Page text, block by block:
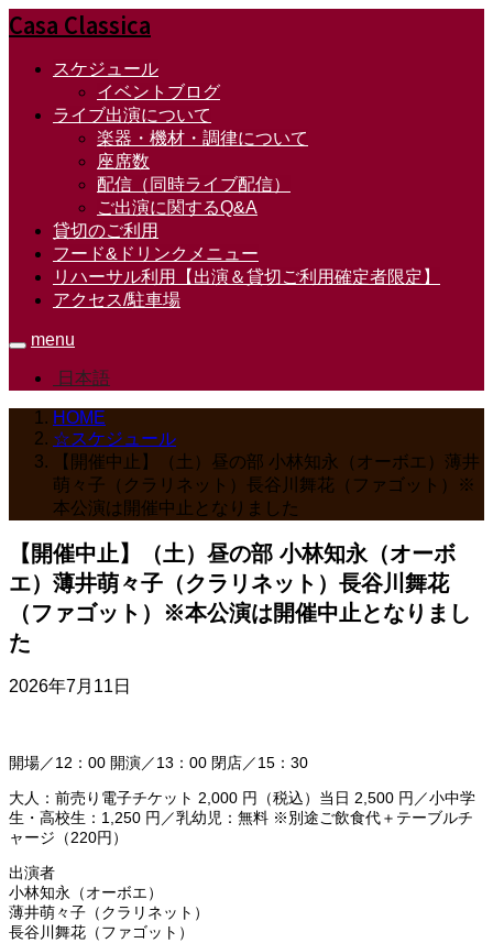
Casa Classica
スケジュール
イベントブログ
ライブ出演について
楽器・機材・調律について
座席数
配信（同時ライブ配信）
ご出演に関するQ&A
貸切のご利用
フード&ドリンクメニュー
リハーサル利用【出演＆貸切ご利用確定者限定】
アクセス/駐車場
menu
日本語
HOME
☆スケジュール
【開催中止】（土）昼の部 小林知永（オーボエ）薄井
萌々子（クラリネット）長谷川舞花（ファゴット）※
本公演は開催中止となりました
【開催中止】（土）昼の部 小林知永（オーボ
エ）薄井萌々子（クラリネット）長谷川舞花
（ファゴット）※本公演は開催中止となりまし
た
2026年7月11日
開場／12：00 開演／13：00 閉店／15：30
大人：前売り電子チケット 2,000 円（税込）当日 2,500 円／小中学
生・高校生：1,250 円／乳幼児：無料 ※別途ご飲食代＋テーブルチ
ャージ（220円）
出演者
小林知永（オーボエ）
薄井萌々子（クラリネット）
長谷川舞花（ファゴット）